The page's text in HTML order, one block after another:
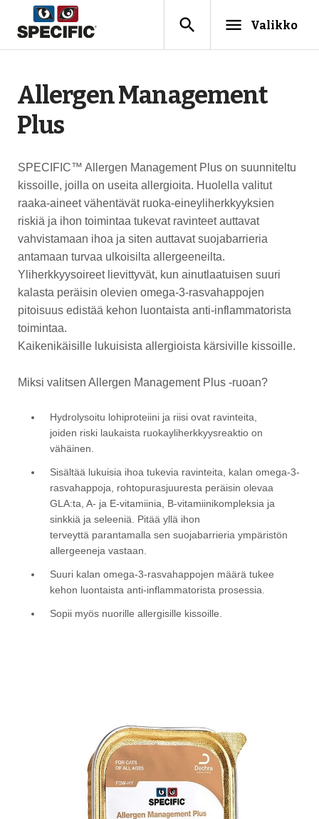
search menu Valikko
Allergen Management
Plus
SPECIFIC™ Allergen Management Plus on suunniteltu
kissoille, joilla on useita allergioita. Huolella valitut
raaka-aineet vähentävät ruoka-eineyliherkkyyksien
riskiä ja ihon toimintaa tukevat ravinteet auttavat
vahvistamaan ihoa ja siten auttavat suojabarrieria
antamaan turvaa ulkoisilta allergeeneilta.
Yliherkkyysoireet lievittyvät, kun ainutlaatuisen suuri
kalasta peräisin olevien omega-3-rasvahappojen
pitoisuus edistää kehon luontaista anti-inflammatorista
toimintaa.
Kaikenikäisille lukuisista allergioista kärsiville kissoille.
Miksi valitsen Allergen Management Plus -ruoan?
Hydrolysoitu lohiproteiini ja riisi ovat ravinteita,
joiden riski laukaista ruokayliherkkyysreaktio on
vähäinen.
Sisältää lukuisia ihoa tukevia ravinteita, kalan omega-3-
rasvahappoja, rohtopurasjuuresta peräisin olevaa
GLA:ta, A- ja E-vitamiinia, B-vitamiinikompleksia ja
sinkkiä ja seleeniä. Pitää yllä ihon
terveyttä parantamalla sen suojabarrieria ympäristön
allergeeneja vastaan.
Suuri kalan omega-3-rasvahappojen määrä tukee
kehon luontaista anti-inflammatorista prosessia.
Sopii myös nuorille allergisille kissoille.